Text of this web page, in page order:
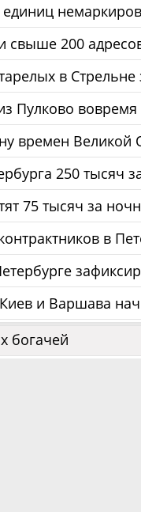
свыше 200
в
Пулково вовремя
времен Великой
250 тысяч
75 тысяч за
в
и Варшава
богачей